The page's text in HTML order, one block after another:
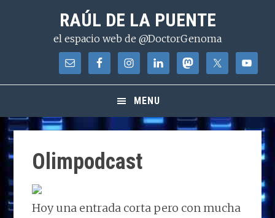
contenido
RAÚL DE LA PUENTE
el espacio web de @DoctorGenoma
MENU
Olimpodcast
Hoy una entrada corta pero con mucha